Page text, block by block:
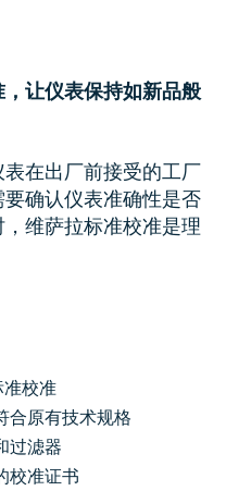
让仪表保持如新品般
在出厂前接受的工厂
确认仪表准确性是否
维萨拉标准校准是理
准校准
合原有技术规格
过滤器
校准证书